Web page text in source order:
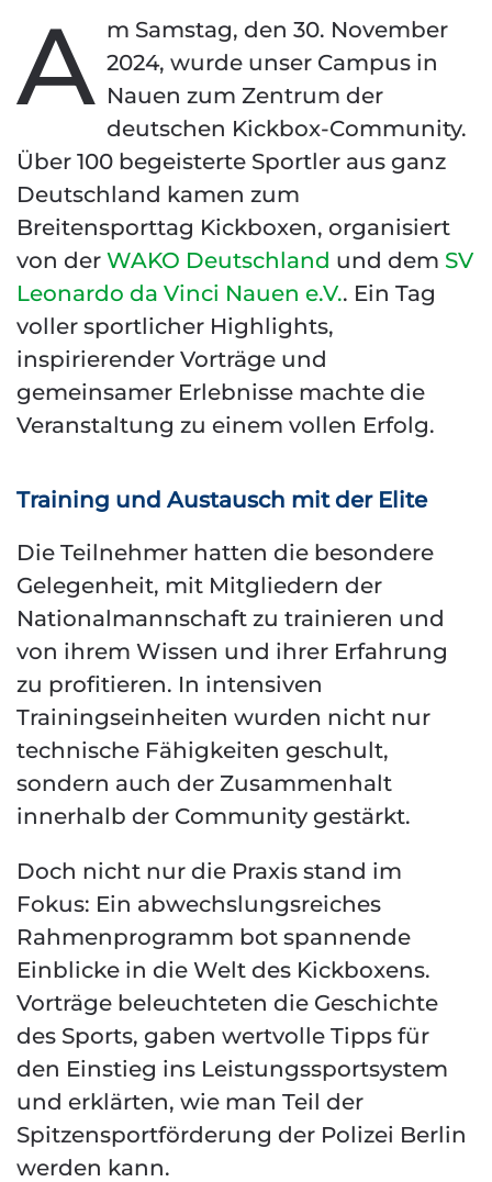
A m Samstag, den 30. November
2024, wurde unser Campus in
Nauen zum Zentrum der
deutschen Kickbox-Community.
Über 100 begeisterte Sportler aus ganz
Deutschland kamen zum
Breitensporttag Kickboxen, organisiert
von der WAKO Deutschland und dem SV
Leonardo da Vinci Nauen e.V.. Ein Tag
voller sportlicher Highlights,
inspirierender Vorträge und
gemeinsamer Erlebnisse machte die
Veranstaltung zu einem vollen Erfolg.
Training und Austausch mit der Elite
Die Teilnehmer hatten die besondere
Gelegenheit, mit Mitgliedern der
Nationalmannschaft zu trainieren und
von ihrem Wissen und ihrer Erfahrung
zu profitieren. In intensiven
Trainingseinheiten wurden nicht nur
technische Fähigkeiten geschult,
sondern auch der Zusammenhalt
innerhalb der Community gestärkt.
Doch nicht nur die Praxis stand im
Fokus: Ein abwechslungsreiches
Rahmenprogramm bot spannende
Einblicke in die Welt des Kickboxens.
Vorträge beleuchteten die Geschichte
des Sports, gaben wertvolle Tipps für
den Einstieg ins Leistungssportsystem
und erklärten, wie man Teil der
Spitzensportförderung der Polizei Berlin
werden kann.